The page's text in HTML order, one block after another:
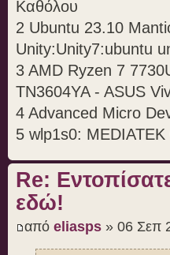
Καθόλου
2 Ubuntu 23.10
Unity:Unity7:ubuntu
3 AMD Ryzen 7
TN3604YA - ASUS
4 Advanced Micro
5 wlp1s0:
Re:
εδώ!
από eliasps » 06 Σεπ